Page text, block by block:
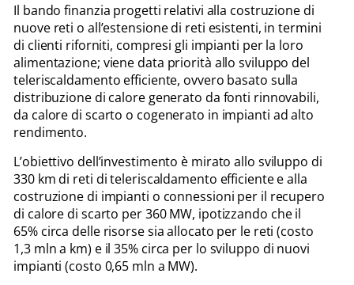
Il bando finanzia progetti relativi alla costruzione di
nuove reti o all’estensione di reti esistenti, in termini
di clienti riforniti, compresi gli impianti per la loro
alimentazione; viene data priorità allo sviluppo del
teleriscaldamento efficiente, ovvero basato sulla
distribuzione di calore generato da fonti rinnovabili,
da calore di scarto o cogenerato in impianti ad alto
rendimento.
L’obiettivo dell’investimento è mirato allo sviluppo di
330 km di reti di teleriscaldamento efficiente e alla
costruzione di impianti o connessioni per il recupero
di calore di scarto per 360 MW, ipotizzando che il
65% circa delle risorse sia allocato per le reti (costo
1,3 mln a km) e il 35% circa per lo sviluppo di nuovi
impianti (costo 0,65 mln a MW).